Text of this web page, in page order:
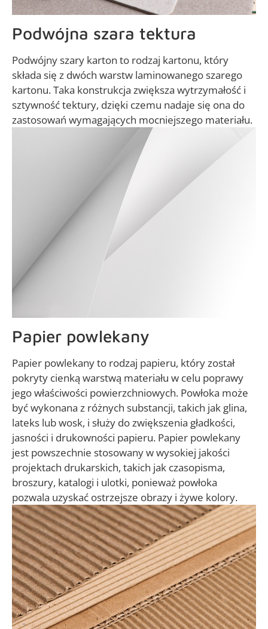
Podwójna szara tektura
Podwójny szary karton to rodzaj kartonu, który
składa się z dwóch warstw laminowanego szarego
kartonu. Taka konstrukcja zwiększa wytrzymałość i
sztywność tektury, dzięki czemu nadaje się ona do
zastosowań wymagających mocniejszego materiału.
Papier powlekany
Papier powlekany to rodzaj papieru, który został
pokryty cienką warstwą materiału w celu poprawy
jego właściwości powierzchniowych. Powłoka może
być wykonana z różnych substancji, takich jak glina,
lateks lub wosk, i służy do zwiększenia gładkości,
jasności i drukowności papieru. Papier powlekany
jest powszechnie stosowany w wysokiej jakości
projektach drukarskich, takich jak czasopisma,
broszury, katalogi i ulotki, ponieważ powłoka
pozwala uzyskać ostrzejsze obrazy i żywe kolory.